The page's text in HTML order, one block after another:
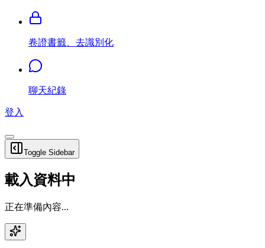
卷證書籤、去識別化
聊天紀錄
登入
Toggle Sidebar
載入資料中
正在準備內容...